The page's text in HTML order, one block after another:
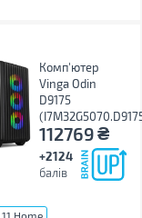
Комп'ютер
Vinga Odin
D9175
112769₴
+2124
балів
Home